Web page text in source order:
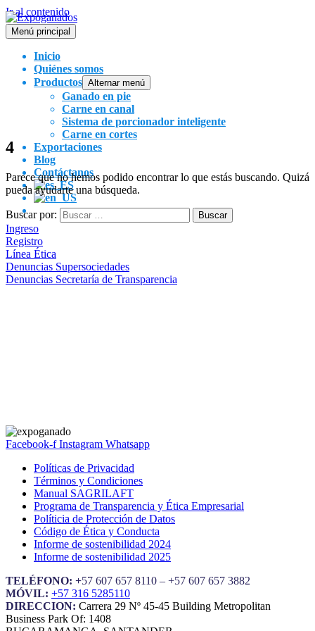
Ir al contenido
Menú principal
Inicio
Quiénes somos
Productos Alternar menú
Ganado en pie
Carne en canal
Sistema de porcionador inteligente
Carne en cortes
Exportaciones
Blog
Contáctanos
4
Parece que no hemos podido encontrar lo que estás buscando. Quizá
pueda ayudarte una búsqueda.
Buscar por:
Ingreso
Registro
Línea Ética
Denuncias Supersociedades
Denuncias Secretaría de Transparencia
Facebook-f Instagram Whatsapp
Políticas de Privacidad
Términos y Condiciones
Manual SAGRILAFT
Programa de Transparencia y Ética Empresarial
Políticia de Protección de Datos
Código de Ética y Conducta
Informe de sostenibilidad 2024
Informe de sostenibilidad 2025
TELÉFONO: +57 607 657 8110 – +57 607 657 3882
MÓVIL: +57 316 5285110
DIRECCION: Carrera 29 Nº 45-45 Building Metropolitan
Business Park Of: 1408